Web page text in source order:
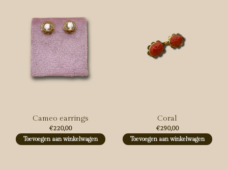
Cameo earrings
€220,00
Toevoegen aan winkelwagen
Coral
€290,00
Toevoegen aan winkelwagen